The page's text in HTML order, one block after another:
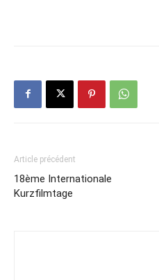
Article précédent
18ème Internationale
Kurzfilmtage